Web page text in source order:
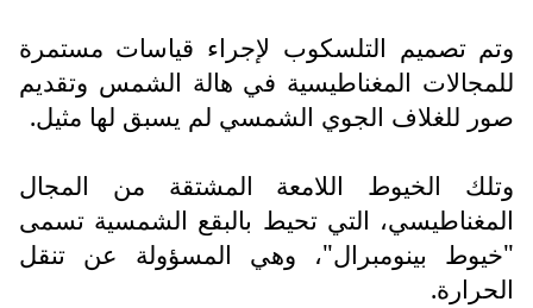
وتم تصميم التلسكوب لإجراء قياسات مستمرة
للمجالات المغناطيسية في هالة الشمس وتقديم
صور للغلاف الجوي الشمسي لم يسبق لها مثيل.
وتلك الخيوط اللامعة المشتقة من المجال
المغناطيسي، التي تحيط بالبقع الشمسية تسمى
"خيوط بينومبرال"، وهي المسؤولة عن تنقل
الحرارة.